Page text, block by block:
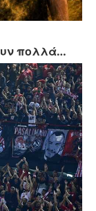
πολλά…